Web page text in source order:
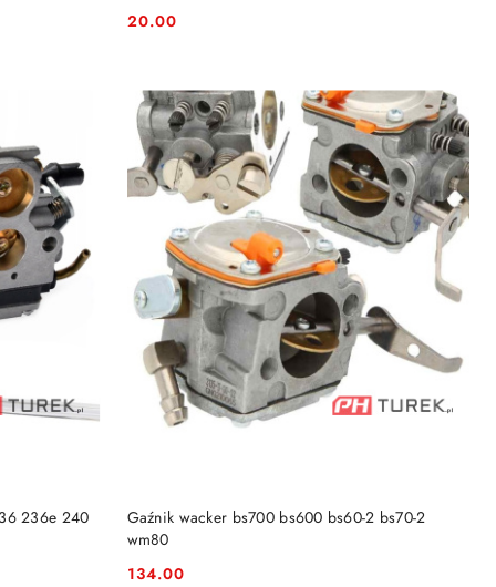
Cena:
20.00
236e 240
Gaźnik wacker bs700 bs600 bs60-2 bs70-2
wm80
134.00
DO KOSZYKA